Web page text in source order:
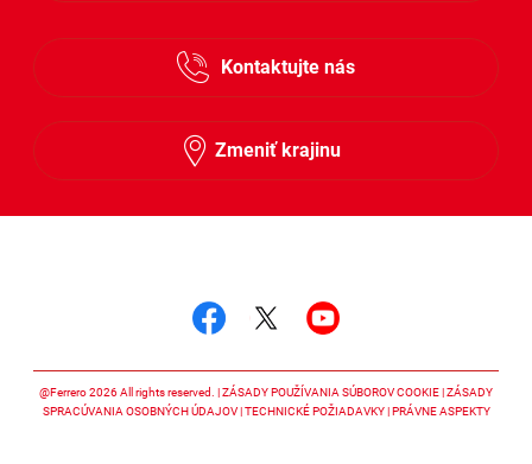
Česky
Kontaktujte nás
Zmeniť krajinu
@Ferrero 2026 All rights reserved. ZÁSADY POUŽÍVANIA SÚBOROV COOKIE ZÁSADY
SPRACÚVANIA OSOBNÝCH ÚDAJOV TECHNICKÉ POŽIADAVKY PRÁVNE ASPEKTY